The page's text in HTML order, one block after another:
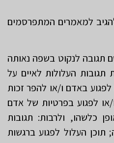
למאמרים המתפרסמים
תגובה לנקוט בשפה נאותה
העלולות לאיים על
באדם ו/או להפר זכות
ו/או לפגוע בפרטיות של אדם
כלשהו, ולרבות: תגובות
תוכן העלול לפגוע ברגשות